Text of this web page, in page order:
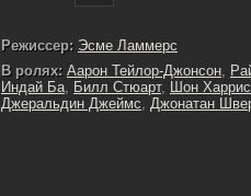
Режиссер: Эсме Ламмерс
В ролях: Аарон Тейлор-Джонсон,
Индай Ба, Билл Стюарт, Шон Харрис
Джеральдин Джеймс, Джонатан